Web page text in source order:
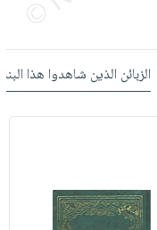
الزبائن الذين شاهدوا هذا